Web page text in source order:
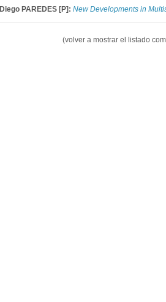
Diego PAREDES [P] : New Developments in
(volver a mostrar el listado